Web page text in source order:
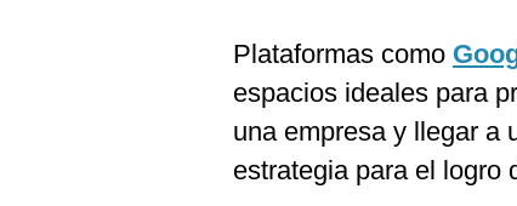
Plataformas como
espacios ideales para
una empresa y llegar a
estrategia para el logro